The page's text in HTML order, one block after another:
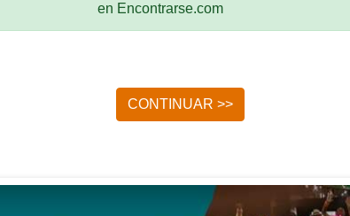
en Encontrarse.com
CONTINUAR >>